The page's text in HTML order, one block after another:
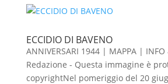
ECCIDIO DI BAVENO
ANNIVERSARI 1944 | MAPPA |
Redazione - Questa immagine è
copyrightNel pomeriggio del 20